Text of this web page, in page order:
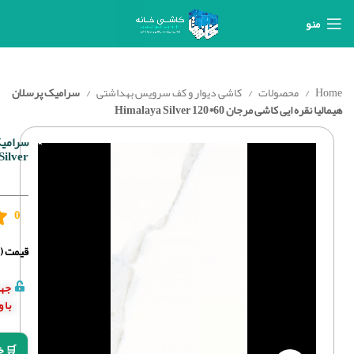
منو
Home محصولات کاشی دیوار و کف سرویس بهداشتی سرامیک پرسلان
هیمالیا نقره ایی کاشی مرجان 60*120 Himalaya Silver
0
قیمت